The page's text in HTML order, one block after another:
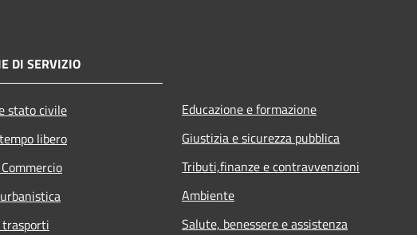
DI SERVIZIO
stato civile
libero
Educazione e formazione
Giustizia e sicurezza pubblica
Tributi,finanze e contravvenzioni
Ambiente
Salute, benessere e assistenza